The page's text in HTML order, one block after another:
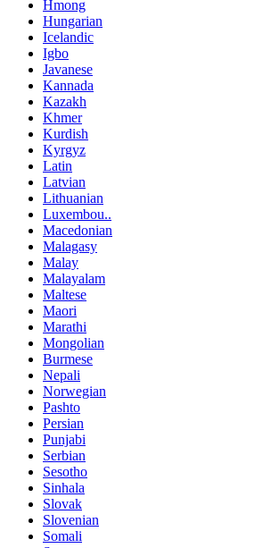
Hmong
Hungarian
Icelandic
Igbo
Javanese
Kannada
Kazakh
Khmer
Kurdish
Kyrgyz
Latin
Latvian
Lithuanian
Luxembou..
Macedonian
Malagasy
Malay
Malayalam
Maltese
Maori
Marathi
Mongolian
Burmese
Nepali
Norwegian
Pashto
Persian
Punjabi
Serbian
Sesotho
Sinhala
Slovak
Slovenian
Somali